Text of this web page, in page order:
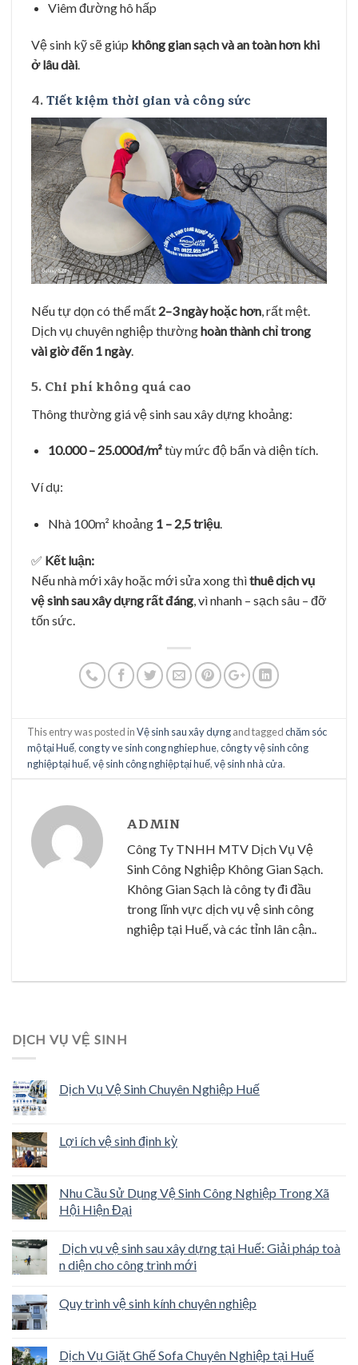
Viêm đường hô hấp
Vệ sinh kỹ sẽ giúp không gian sạch và an toàn hơn khi
ở lâu dài.
4.Tiết kiệm thời gian và công sức
Nếu tự dọn có thể mất 2–3 ngày hoặc hơn, rất mệt.
Dịch vụ chuyên nghiệp thườnghoàn thành chỉ trong
vài giờ đến 1 ngày.
5. Chi phí không quá cao
Thông thường giá vệ sinh sau xây dựng khoảng:
10.000 – 25.000đ/m²tùy mức độ bẩn và diện tích.
Ví dụ:
Nhà 100m² khoảng 1 – 2,5 triệu.
✅ Kết luận:
Nếu nhà mới xây hoặc mới sửa xong thìthuê dịch vụ
vệ sinh sau xây dựng rất đáng, vì nhanh – sạch sâu – đỡ
tốn sức.
This entry was posted inVệ sinh sau xây dựngand taggedchăm sóc
mộ tại Huế,cong ty ve sinh cong nghiep hue,công ty vệ sinh công
nghiệp tại huế,vệ sinh công nghiệp tại huế,vệ sinh nhà cửa.
ADMIN
Công Ty TNHH MTV Dịch Vụ Vệ
Sinh Công Nghiệp Không Gian Sạch.
Không Gian Sạch là công ty đi đầu
trong lĩnh vực dịch vụ vệ sinh công
nghiệp tại Huế, và các tỉnh lân cận..
DỊCH VỤ VỆ SINH
Dịch Vụ Vệ Sinh Chuyên Nghiệp Huế
Lợi ích vệ sinh định kỳ
Nhu Cầu Sử Dụng Vệ Sinh Công Nghiệp Trong Xã
Hội Hiện Đại
Dịch vụ vệ sinh sau xây dựng tại Huế: Giải pháp toà
n diện cho công trình mới
Quy trình vệ sinh kính chuyên nghiệp
Dịch Vụ Giặt Ghế Sofa Chuyên Nghiệp tại Huế